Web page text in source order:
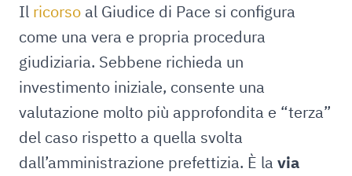
Il ricorso al Giudice di Pace si configura
come una vera e propria procedura
giudiziaria. Sebbene richieda un
investimento iniziale, consente una
valutazione molto più approfondita e “terza”
del caso rispetto a quella svolta
dall’amministrazione prefettizia. È la via